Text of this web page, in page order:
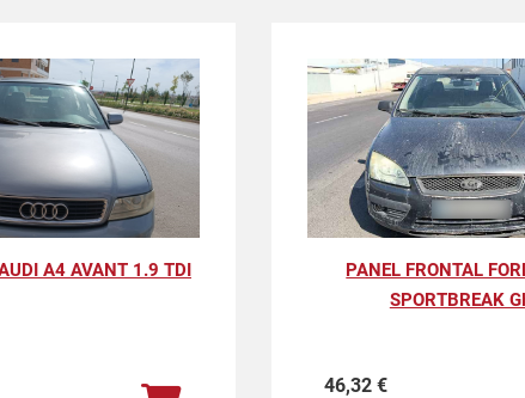
A4 AVANT 1.9 TDI
PANEL FRONTAL
SPORTBREAK
46,32 €